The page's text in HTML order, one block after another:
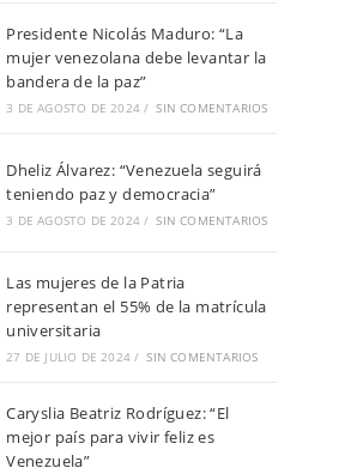
Presidente Nicolás Maduro: “La
mujer venezolana debe levantar la
bandera de la paz”
3 DE AGOSTO DE 2024 / SIN COMENTARIOS
Dheliz Álvarez: “Venezuela seguirá
teniendo paz y democracia”
3 DE AGOSTO DE 2024 / SIN COMENTARIOS
Las mujeres de la Patria
representan el 55% de la matrícula
universitaria
27 DE JULIO DE 2024 / SIN COMENTARIOS
Caryslia Beatriz Rodríguez: “El
mejor país para vivir feliz es
Venezuela”